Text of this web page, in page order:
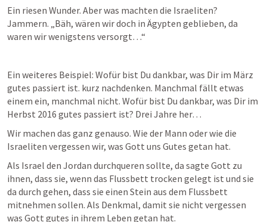
Ein riesen Wunder. Aber was machten die Israeliten?
Jammern. „Bäh, wären wir doch in Ägypten geblieben, da
waren wir wenigstens versorgt…“
Ein weiteres Beispiel: Wofür bist Du dankbar, was Dir im März
gutes passiert ist. kurz nachdenken. Manchmal fällt etwas
einem ein, manchmal nicht. Wofür bist Du dankbar, was Dir im
Herbst 2016 gutes passiert ist? Drei Jahre her…
Wir machen das ganz genauso. Wie der Mann oder wie die
Israeliten vergessen wir, was Gott uns Gutes getan hat.
Als Israel den Jordan durchqueren sollte, da sagte Gott zu
ihnen, dass sie, wenn das Flussbett trocken gelegt ist und sie
da durch gehen, dass sie einen Stein aus dem Flussbett
mitnehmen sollen. Als Denkmal, damit sie nicht vergessen
was Gott gutes in ihrem Leben getan hat.